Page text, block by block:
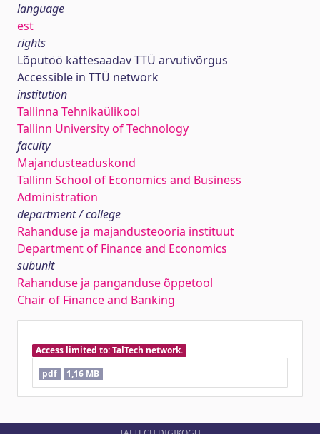
language
est
rights
Lõputöö kättesaadav TTÜ arvutivõrgus
Accessible in TTÜ network
institution
Tallinna Tehnikaülikool
Tallinn University of Technology
faculty
Majandusteaduskond
Tallinn School of Economics and Business
Administration
department / college
Rahanduse ja majandusteooria instituut
Department of Finance and Economics
subunit
Rahanduse ja panganduse õppetool
Chair of Finance and Banking
Access limited to: TalTech network.
pdf
1,16 MB